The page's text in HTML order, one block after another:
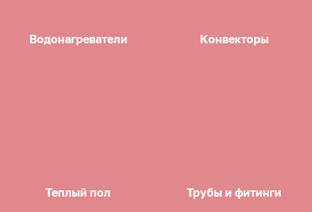
Водонагреватели Конвекторы
Теплый пол Трубы и фитинги